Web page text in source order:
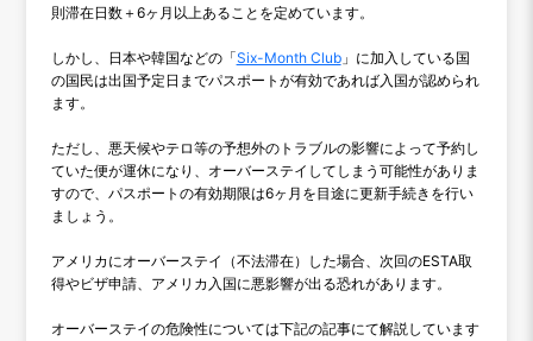
則滞在日数＋6ヶ月以上あることを定めています。
しかし、日本や韓国などの「Six-Month Club」に加入している国
の国民は出国予定日までパスポートが有効であれば入国が認められ
ます。
ただし、悪天候やテロ等の予想外のトラブルの影響によって予約し
ていた便が運休になり、オーバーステイしてしまう可能性がありま
すので、パスポートの有効期限は6ヶ月を目途に更新手続きを行い
ましょう。
アメリカにオーバーステイ（不法滞在）した場合、次回のESTA取
得やビザ申請、アメリカ入国に悪影響が出る恐れがあります。
オーバーステイの危険性については下記の記事にて解説しています